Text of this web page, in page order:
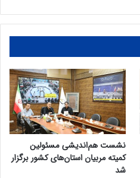
نشست هم‌اندیشی مسئولین
کمیته‌ مربیان استان‌های کشور برگزار
شد